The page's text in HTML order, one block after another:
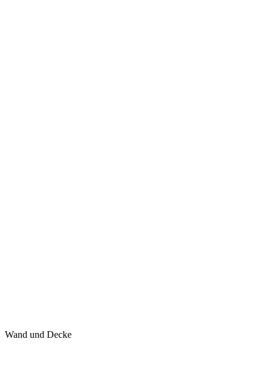
Wand und Decke